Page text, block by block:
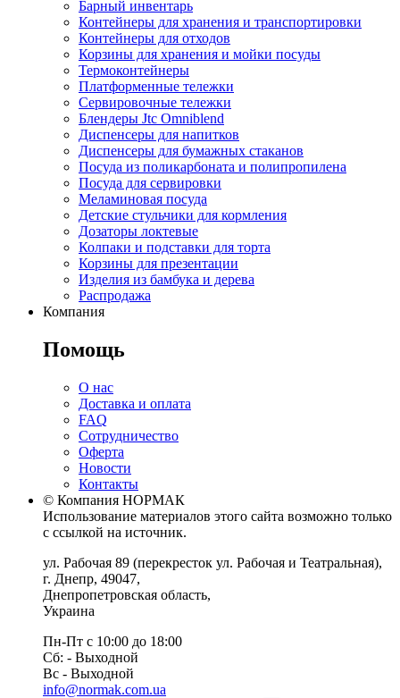
Барный инвентарь
Контейнеры для хранения и транспортировки
Контейнеры для отходов
Корзины для хранения и мойки посуды
Термоконтейнеры
Платформенные тележки
Сервировочные тележки
Блендеры Jtc Omniblend
Диспенсеры для напитков
Диспенсеры для бумажных стаканов
Посуда из поликарбоната и полипропилена
Посуда для сервировки
Меламиновая посуда
Детские стульчики для кормления
Дозаторы локтевые
Колпаки и подставки для торта
Корзины для презентации
Изделия из бамбука и дерева
Распродажа
Компания
Помощь
О нас
Доставка и оплата
FAQ
Сотрудничество
Оферта
Новости
Контакты
© Компания НОРМАК
Использование материалов этого сайта возможно только
с ссылкой на источник.
ул. Рабочая 89 (перекресток ул. Рабочая и Театральная),
г. Днепр, 49047,
Днепропетровская область,
Украина
Пн-Пт с 10:00 до 18:00
Сб: - Выходной
Вс - Выходной
info@normak.com.ua